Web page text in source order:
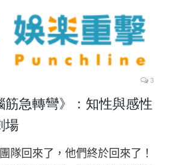
3
筋急轉彎》：知性與感性
場
隊回來了，他們終於回來了！